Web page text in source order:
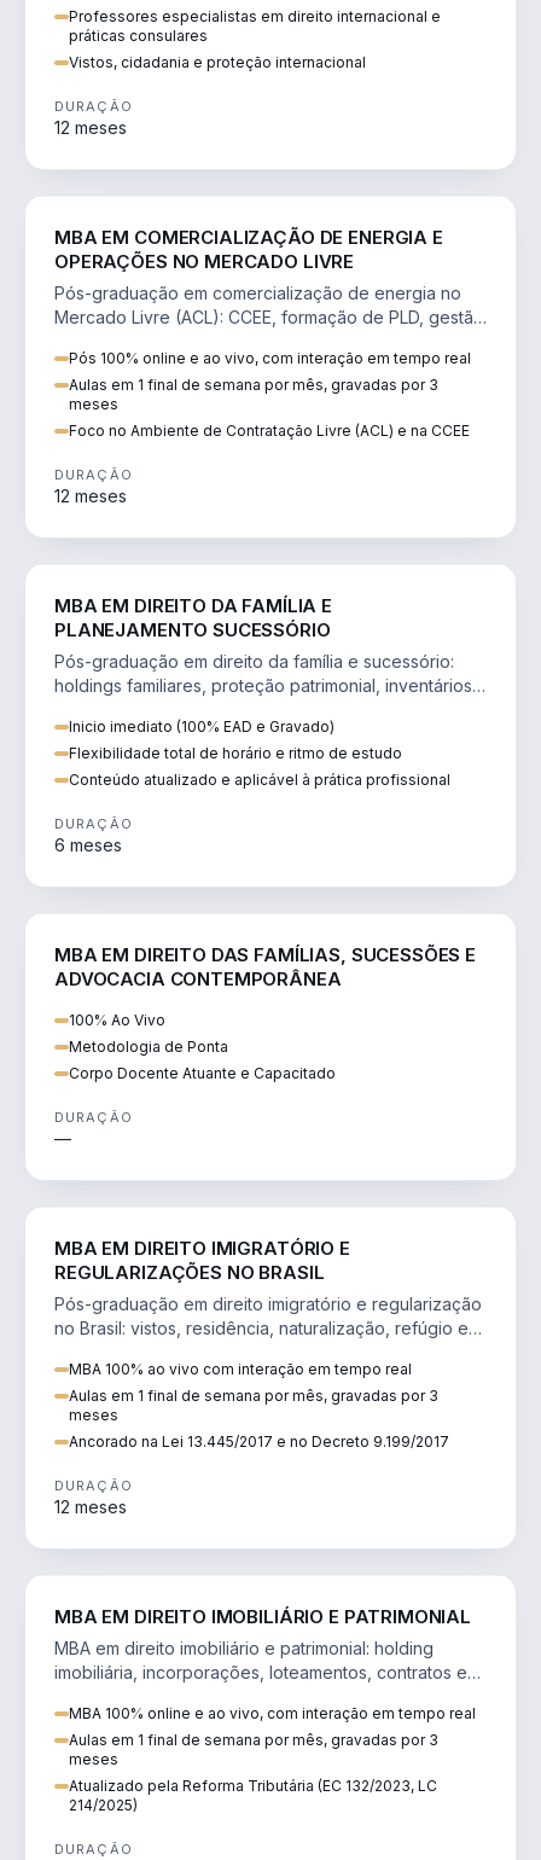
Professores especialistas em direito internacional e
práticas consulares
Vistos, cidadania e proteção internacional
DURAÇÃO
12 meses
MBA EM COMERCIALIZAÇÃO DE ENERGIA E
OPERAÇÕES NO MERCADO LIVRE
Pós-graduação em comercialização de energia no
Mercado Livre (ACL): CCEE, formação de PLD, gestão
Pós 100% online e ao vivo, com interação em tempo real
Aulas em 1 final de semana por mês, gravadas por 3
meses
Foco no Ambiente de Contratação Livre (ACL) e na CCEE
DURAÇÃO
12 meses
MBA EM DIREITO DA FAMÍLIA E
PLANEJAMENTO SUCESSÓRIO
Pós-graduação em direito da família e sucessório:
holdings familiares, proteção patrimonial, inventários
Inicio imediato (100% EAD e Gravado)
Flexibilidade total de horário e ritmo de estudo
Conteúdo atualizado e aplicável à prática profissional
DURAÇÃO
6 meses
MBA EM DIREITO DAS FAMÍLIAS, SUCESSÕES E
ADVOCACIA CONTEMPORÂNEA
100% Ao Vivo
Metodologia de Ponta
Corpo Docente Atuante e Capacitado
DURAÇÃO
—
MBA EM DIREITO IMIGRATÓRIO E
REGULARIZAÇÕES NO BRASIL
Pós-graduação em direito imigratório e regularização
no Brasil: vistos, residência, naturalização, refúgio e
MBA 100% ao vivo com interação em tempo real
Aulas em 1 final de semana por mês, gravadas por 3
meses
Ancorado na Lei 13.445/2017 e no Decreto 9.199/2017
DURAÇÃO
12 meses
MBA EM DIREITO IMOBILIÁRIO E PATRIMONIAL
MBA em direito imobiliário e patrimonial: holding
imobiliária, incorporações, loteamentos, contratos e
MBA 100% online e ao vivo, com interação em tempo real
Aulas em 1 final de semana por mês, gravadas por 3
meses
Atualizado pela Reforma Tributária (EC 132/2023, LC
214/2025)
DURAÇÃO